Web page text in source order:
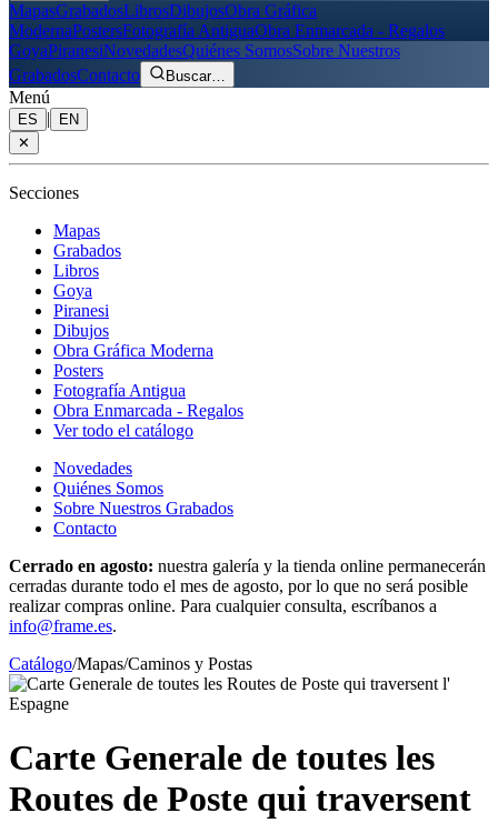
MapasGrabadosLibrosDibujosObra Gráfica
ModernaPostersFotografía AntiguaObra Enmarcada - Regalos
GoyaPiranesiNovedadesQuiénes SomosSobre Nuestros
GrabadosContacto Buscar…
Menú
ES |
EN
✕
Secciones
Mapas
Grabados
Libros
Goya
Piranesi
Dibujos
Obra Gráfica Moderna
Posters
Fotografía Antigua
Obra Enmarcada - Regalos
Ver todo el catálogo
Novedades
Quiénes Somos
Sobre Nuestros Grabados
Contacto
Cerrado en agosto: nuestra galería y la tienda online permanecerán
cerradas durante todo el mes de agosto, por lo que no será posible
realizar compras online. Para cualquier consulta, escríbanos a
info@frame.es.
Catálogo/Mapas/Caminos y Postas
Carte Generale de toutes les
Routes de Poste qui traversent